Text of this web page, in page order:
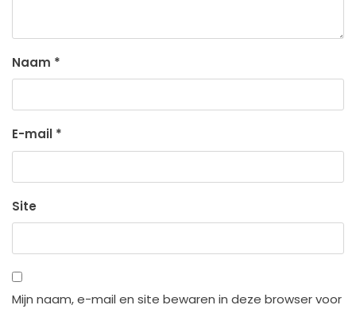
Naam *
E-mail *
Site
Mijn naam, e-mail en site bewaren in deze browser voor